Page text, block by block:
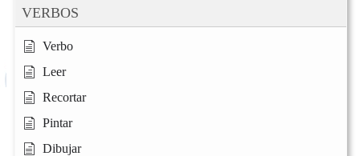
VERBOS
Verbo
Leer
Recortar
Pintar
Dibujar